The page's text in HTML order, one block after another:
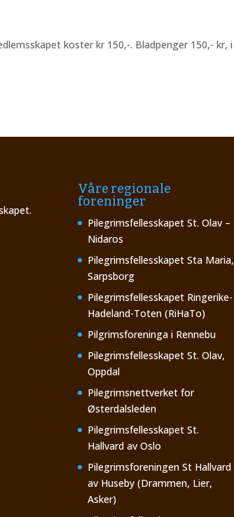
koster kr 150,-. Bladpenger 150,- kr, i
Våre regionale
foreninger
Pilegrimsfellesskapet St. Olav –
Nidaros
Pilegrimsfellesskapet Sta Maria,
Sarpsborg
Pilegrimsfellesskapet Ringerike-
Hadeland-Toten (RiHaTo)
Pilgrimsforeninga i Rennebu
Pilegrimsfellesskapet St. Olav,
Oppdal
Pilegrimsnettverket for
Østerdalsleden
Pilegrimsfellesskapet St.
Hallvard av Oslo
Pilegrimsforeningen St Hallvard
av Huseby (Drammen, Lier,
Asker)